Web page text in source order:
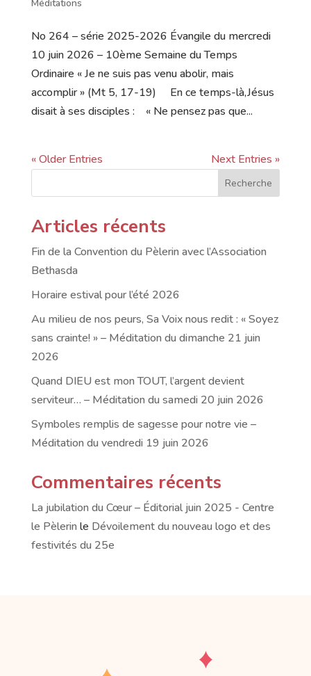
Méditations
No 264 – série 2025-2026 Évangile du mercredi
10 juin 2026 – 10ème Semaine du Temps
Ordinaire « Je ne suis pas venu abolir, mais
accomplir » (Mt 5, 17-19) En ce temps-là,Jésus
disait à ses disciples : « Ne pensez pas que...
« Older Entries Next Entries »
Recherche
Articles récents
Fin de la Convention du Pèlerin avec l’Association
Bethasda
Horaire estival pour l’été 2026
Au milieu de nos peurs, Sa Voix nous redit : « Soyez
sans crainte! » – Méditation du dimanche 21 juin
2026
Quand DIEU est mon TOUT, l’argent devient
serviteur… – Méditation du samedi 20 juin 2026
Symboles remplis de sagesse pour notre vie –
Méditation du vendredi 19 juin 2026
Commentaires récents
La jubilation du Cœur – Éditorial juin 2025 - Centre
le Pèlerin le Dévoilement du nouveau logo et des
festivités du 25e